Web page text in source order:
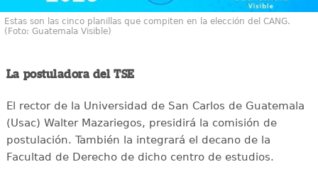
Estas son las cinco planillas que compiten en la elección del CANG.
(Foto: Guatemala Visible)
La postuladora del TSE
El rector de la Universidad de San Carlos de Guatemala
(Usac) Walter Mazariegos, presidirá la comisión de
postulación. También la integrará el decano de la
Facultad de Derecho de dicho centro de estudios.